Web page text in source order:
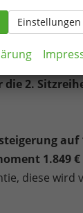
Sitz (
2. Sitzreihe
Sitze (
2.
auf
1.849
diese wird
Einstellungen